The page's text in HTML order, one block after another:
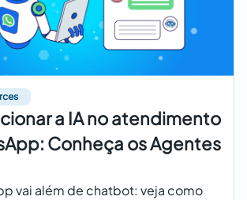
a IA no atendimento
Conheça os Agentes
vai além de chatbot: veja como